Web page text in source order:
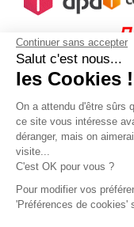
Continuer sans accepter
Salut c'est nous...
les Cookies !
On a attendu d'être sûrs
ce site vous intéresse
déranger, mais on
visite...
C'est OK pour vous ?
Pour modifier vos
'Préférences de cookies'